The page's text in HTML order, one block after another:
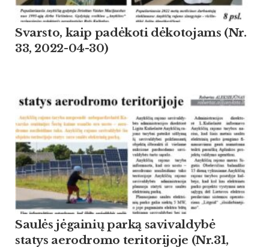
Svarsto, kaip padėkoti dėkotojams (Nr.
33, 2022-04-30)
Saulės jėgainių parką savivaldybė
statys aerodromo teritorijoje (Nr.31,